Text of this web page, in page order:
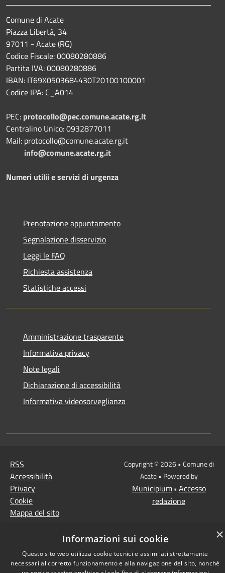
Comune di Acate
Piazza Libertà, 34
97011 - Acate (RG)
Codice Fiscale: 00080280886
Partita IVA: 00080280886
IBAN: IT69X0503684430T20100100001
Codice IPA: C_A014
PEC: protocollo@pec.comune.acate.rg.it
Centralino Unico: 0932877011
Mail: protocollo@comune.acate.rg.it
info@comune.acate.rg.it
Numeri utilii e servizi di urgenza
Prenotazione appuntamento
Segnalazione disservizio
Leggi le FAQ
Richiesta assistenza
Statistiche accessi
Amministrazione trasparente
Informativa privacy
Note legali
Dichiarazione di accessibilità
Informativa videosorveglianza
RSS
Accessibilità
Privacy
Cookie
Mappa del sito
Copyright © 2026 • Comune di
Acate • Powered by
Municipium• Accesso
redazione
×
Informazioni sui cookie
Questo sito web utilizza cookie tecnici e assimilati strettamente
necessari al corretto funzionamento e alla navigazione del sito, nonché